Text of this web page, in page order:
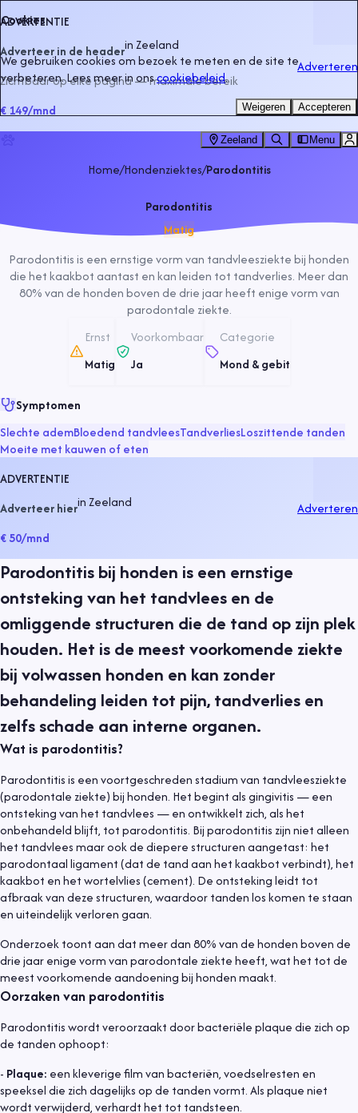
ADVERTENTIE
Adverteer in de headerinZeeland
Zichtbaar op elke pagina — maximale bereik
€ 149/mnd
Adverteren
Zeeland Menu
Home/Hondenziektes/Parodontitis
Parodontitis
Matig
Parodontitis is een ernstige vorm van tandvleesziekte bij honden
die het kaakbot aantast en kan leiden tot tandverlies. Meer dan
80% van de honden boven de drie jaar heeft enige vorm van
parodontale ziekte.
Ernst
Matig
Voorkombaar
Ja
Categorie
Mond & gebit
Symptomen
Slechte ademBloedend tandvleesTandverliesLoszittende tanden
Moeite met kauwen of eten
ADVERTENTIE
Adverteer hierinZeeland
€ 50/mnd
Adverteren
Parodontitis bij honden is een ernstige
ontsteking van het tandvlees en de
omliggende structuren die de tand op zijn plek
houden. Het is de meest voorkomende ziekte
bij volwassen honden en kan zonder
behandeling leiden tot pijn, tandverlies en
zelfs schade aan interne organen.
Wat is parodontitis?
Parodontitis is een voortgeschreden stadium van tandvleesziekte
(parodontale ziekte) bij honden. Het begint als gingivitis — een
ontsteking van het tandvlees — en ontwikkelt zich, als het
onbehandeld blijft, tot parodontitis. Bij parodontitis zijn niet alleen
het tandvlees maar ook de diepere structuren aangetast: het
parodontaal ligament (dat de tand aan het kaakbot verbindt), het
kaakbot en het wortelvlies (cement). De ontsteking leidt tot
afbraak van deze structuren, waardoor tanden los komen te staan
en uiteindelijk verloren gaan.
Onderzoek toont aan dat meer dan 80% van de honden boven de
drie jaar enige vorm van parodontale ziekte heeft, wat het tot de
meest voorkomende aandoening bij honden maakt.
Oorzaken van parodontitis
Parodontitis wordt veroorzaakt door bacteriële plaque die zich op
de tanden ophoopt:
- Plaque: een kleverige film van bacteriën, voedselresten en
speeksel die zich dagelijks op de tanden vormt. Als plaque niet
wordt verwijderd, verhardt het tot tandsteen.
Cookies
We gebruiken cookies om bezoek te meten en de site te
verbeteren. Lees meer in onscookiebeleid.
Weigeren Accepteren